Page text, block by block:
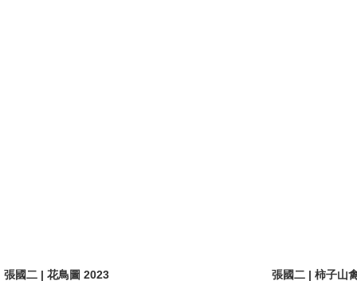
張國二 | 花鳥圖 2023
張國二 | 柿子山